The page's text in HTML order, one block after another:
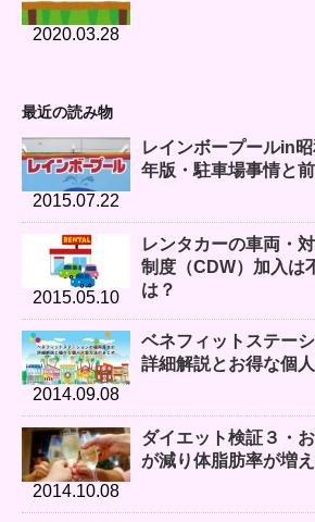
2020.03.28
最近の読み物
2015.07.22
レインボープールin
年版・駐車場事情と
2015.05.10
レンタカーの車両・
制度（CDW）加入は
は？
2014.09.08
ベネフィットステー
詳細解説とお得な個
2014.10.08
ダイエット検証３・
が減り体脂肪率が増